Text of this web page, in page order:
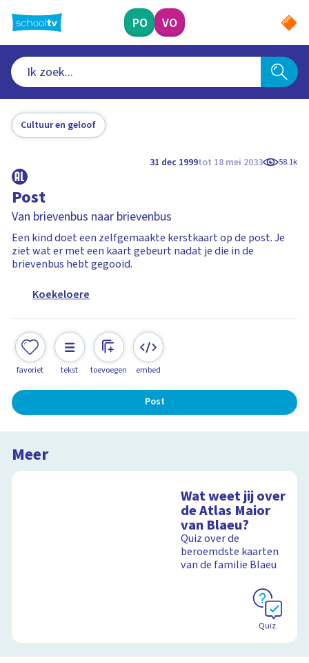
naar
hoofdinhoud
PO VO
Cultuur en geloof
31 dec 1999tot 18 mei 2033 58.1k
Post
Van brievenbus naar brievenbus
Een kind doet een zelfgemaakte kerstkaart op de post. Je
ziet wat er met een kaart gebeurt nadat je die in de
brievenbus hebt gegooid.
Koekeloere
favoriet tekst toevoegen embed
Post
Meer
Wat weet jij over
de Atlas Maior
van Blaeu?
Quiz over de
beroemdste kaarten
van de familie Blaeu
Quiz